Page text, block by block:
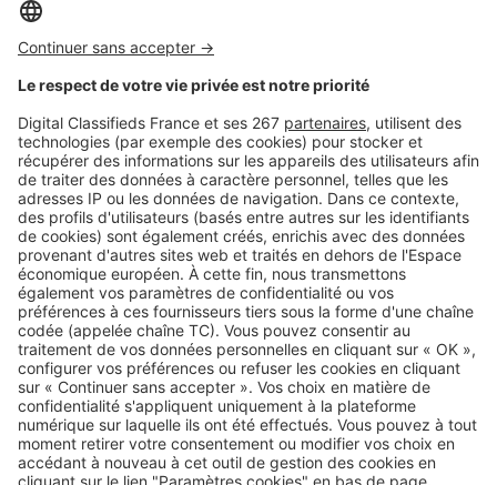
Image
Acheter
Prix immobiliers : les stations
thermales les plus chères et les
plus abordables
Image
Acheter
Ce dispositif permet d'acheter un
logement jusqu'à 50 % moins cher
: êtes-vous éligible ?
SeLoger c'est aussi